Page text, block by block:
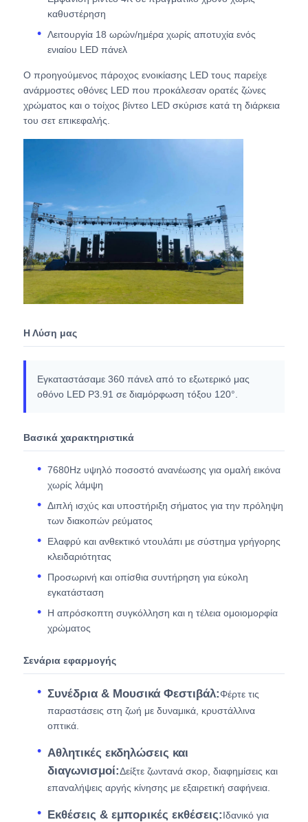
Εικόνα LED SMD
Εξωτερικό πίνακα οθόνης LED
Υπαίθριος πίνακας led
καθυστέρηση
Λειτουργία 18 ωρών/ημέρα χωρίς αποτυχία ενός
ενιαίου LED πάνελ
Ο προηγούμενος πάροχος ενοικίασης LED τους παρείχε
ανάρμοστες οθόνες LED που προκάλεσαν ορατές ζώνες
χρώματος και ο τοίχος βίντεο LED σκύρισε κατά τη διάρκεια
του σετ επικεφαλής.
Η Λύση μας
Εγκαταστάσαμε 360 πάνελ από το εξωτερικό μας
οθόνο LED P3.91 σε διαμόρφωση τόξου 120°.
Βασικά χαρακτηριστικά
7680Hz υψηλό ποσοστό ανανέωσης για ομαλή εικόνα
χωρίς λάμψη
Διπλή ισχύς και υποστήριξη σήματος για την πρόληψη
των διακοπών ρεύματος
Ελαφρύ και ανθεκτικό ντουλάπι με σύστημα γρήγορης
κλειδαριότητας
Προσωρινή και οπίσθια συντήρηση για εύκολη
εγκατάσταση
Η απρόσκοπτη συγκόλληση και η τέλεια ομοιομορφία
χρώματος
Σενάρια εφαρμογής
Συνέδρια & Μουσικά Φεστιβάλ:Φέρτε τις
παραστάσεις στη ζωή με δυναμικά, κρυστάλλινα
οπτικά.
Αθλητικές εκδηλώσεις και
διαγωνισμοί:Δείξτε ζωντανά σκορ, διαφημίσεις και
επαναλήψεις αργής κίνησης με εξαιρετική σαφήνεια.
Εκθέσεις & εμπορικές εκθέσεις:Ιδανικό για